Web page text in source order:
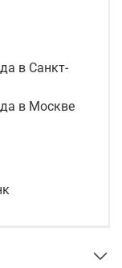
в Санкт-
в Москве